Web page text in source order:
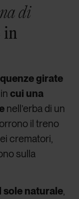
di
in
girate
incui una
nell’erba di un
il treno
crematori,
sulla
sole naturale,